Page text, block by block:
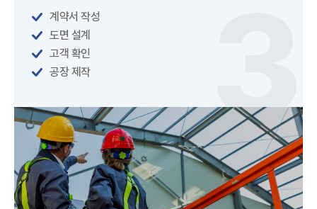
계약서 작성
도면 설계
고객 확인
공장 제작